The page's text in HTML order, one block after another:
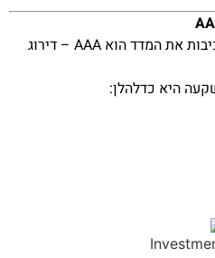
ממוצע דירוג איגרות החוב המרכיבות את המדד הוא AAA – דירוג
היא כדלהלן: